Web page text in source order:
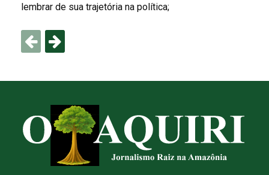
lembrar de sua trajetória na política;